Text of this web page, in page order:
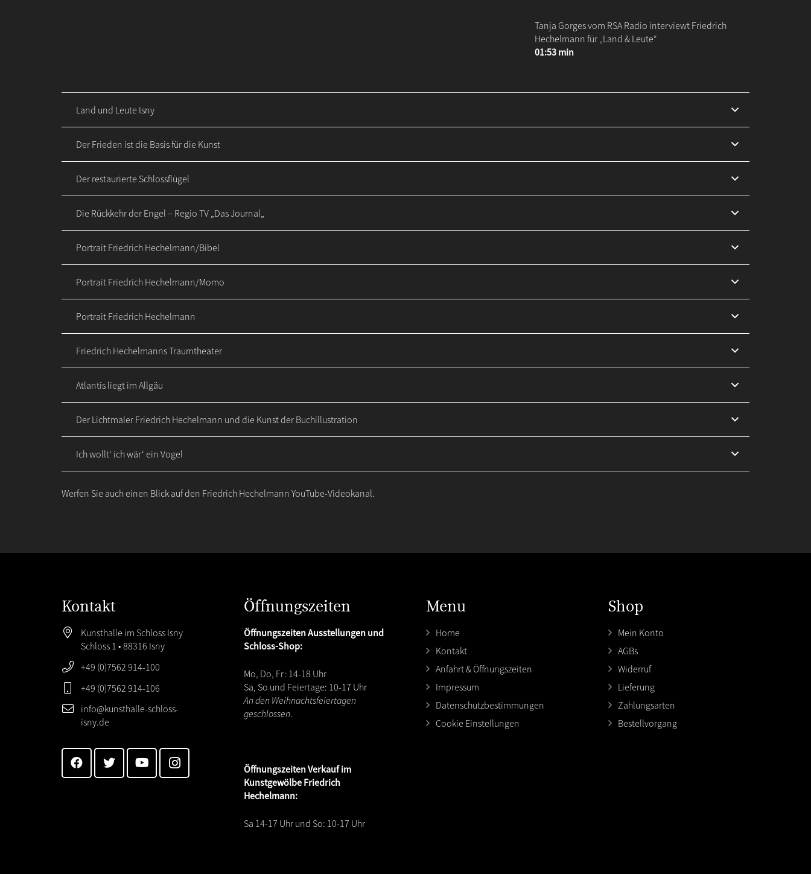
Tanja Gorges vom RSA Radio interviewt Friedrich
Hechelmann für „Land & Leute“
01:53 min
Land und Leute Isny
Der Frieden ist die Basis für die Kunst
Der restaurierte Schlossflügel
Die Rückkehr der Engel – Regio TV „Das Journal„
Portrait Friedrich Hechelmann/Bibel
Portrait Friedrich Hechelmann/Momo
Portrait Friedrich Hechelmann
Friedrich Hechelmanns Traumtheater
Atlantis liegt im Allgäu
Der Lichtmaler Friedrich Hechelmann und die Kunst der Buchillustration
Ich wollt‘ ich wär‘ ein Vogel
Werfen Sie auch einen Blick auf den Friedrich Hechelmann YouTube-Videokanal.
Kontakt
Kunsthalle im Schloss Isny
Schloss 1 • 88316 Isny
+49 (0)7562 914-100
+49 (0)7562 914-106
info@kunsthalle-schloss-
isny.de
Öffnungszeiten
Öffnungszeiten Ausstellungen und
Schloss-Shop:
Mo, Do, Fr: 14-18 Uhr
Sa, So und Feiertage: 10-17 Uhr
An den Weihnachtsfeiertagen
geschlossen.
ÖffnungszeitenVerkauf im
Kunstgewölbe Friedrich
Hechelmann:
Sa 14-17 Uhr und So: 10-17 Uhr
Menu
Home
Kontakt
Anfahrt & Öffnungszeiten
Impressum
Datenschutzbestimmungen
Cookie Einstellungen
Shop
Mein Konto
AGBs
Widerruf
Lieferung
Zahlungsarten
Bestellvorgang